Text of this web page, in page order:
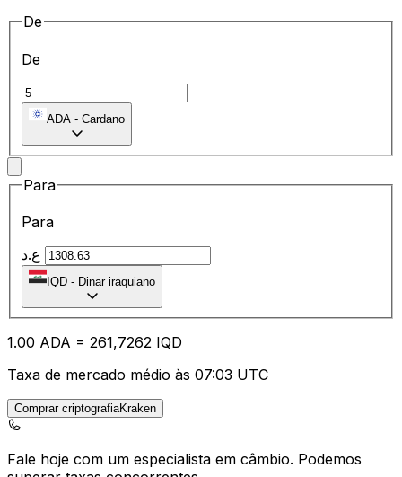
De
De
ADA - Cardano
Para
Para
IQD - Dinar iraquiano
1.00 ADA = 261,7262 IQD
Taxa de mercado médio às 07:03 UTC
Comprar criptografiaKraken
Fale hoje com um especialista em câmbio. Podemos